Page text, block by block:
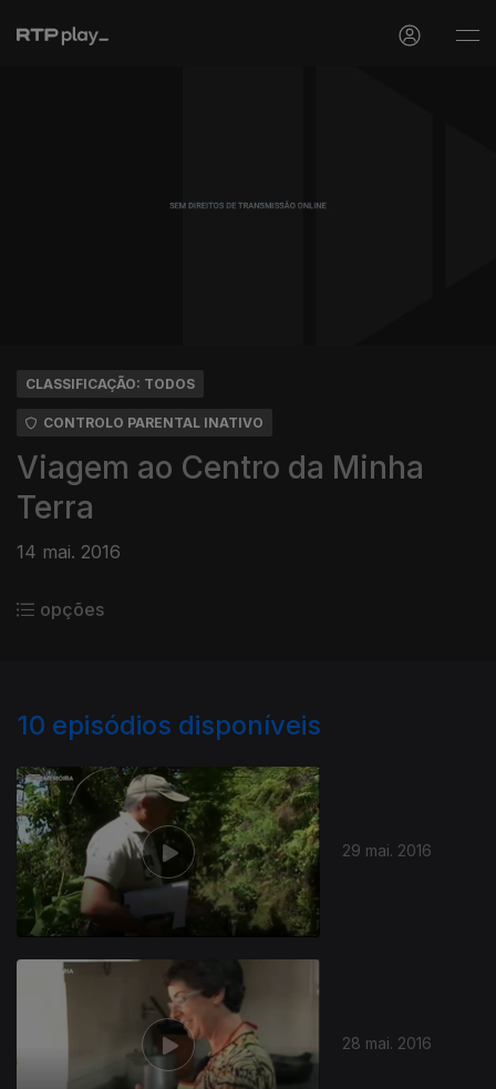
CLASSIFICAÇÃO: TODOS
CONTROLO PARENTAL INATIVO
Viagem ao Centro da Minha
Terra
14 mai. 2016
opções
10 episódios disponíveis
29 mai. 2016
28 mai. 2016